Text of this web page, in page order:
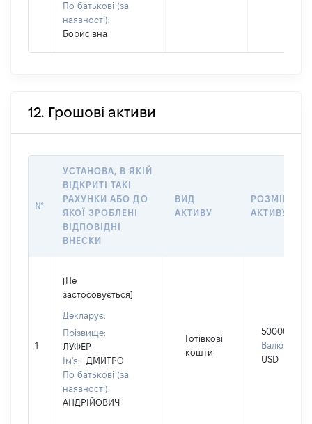
По батькові (за
наявності):
Борисівна
12. Грошові активи
№
УСТАНОВА, В ЯКІЙ
ВІДКРИТІ ТАКІ
РАХУНКИ АБО ДО
ЯКОЇ ЗРОБЛЕНІ
ВІДПОВІДНІ
ВНЕСКИ
ВИД
АКТИВУ
РОЗМІР
АКТИВУ
1
[Не
застосовується]
Декларує:
Прізвище:
ЛУФЕР
Ім'я:
ДМИТРО
По батькові (за
наявності):
АНДРІЙОВИЧ
Готівкові
кошти
50000
Валюта:
USD